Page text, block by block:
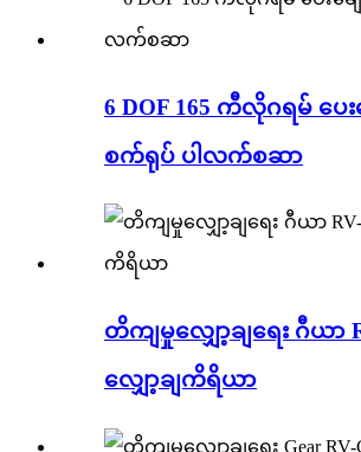
6 DOF 165 ကီလိုဂရမ် ပေး
စက်ရုပ် ပါလက်စဆာ
တိကျမှုလျှော့ချရေး ဂီယာ
လျှော့ချကိရိယာ